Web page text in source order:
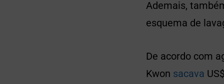
Ademais,
esquema de
De acordo com
Kwon sacava